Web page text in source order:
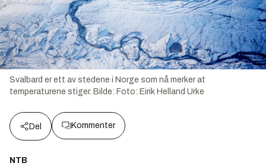
Svalbard er ett av stedene i Norge som nå merker at
temperaturene stiger. Bilde: Foto: Eirik Helland Urke
Del Kommenter
NTB